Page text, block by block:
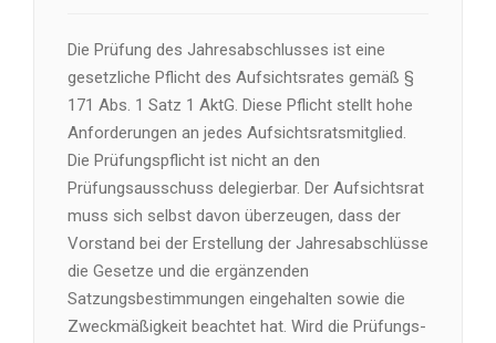
Die Prüfung des Jahresabschlusses ist eine
gesetzliche Pflicht des Aufsichtsrates gemäß §
171 Abs. 1 Satz 1 AktG. Diese Pflicht stellt hohe
Anforderungen an jedes Aufsichtsratsmitglied.
Die Prüfungspflicht ist nicht an den
Prüfungsausschuss delegierbar. Der Aufsichtsrat
muss sich selbst davon überzeugen, dass der
Vorstand bei der Erstellung der Jahresabschlüsse
die Gesetze und die ergänzenden
Satzungsbestimmungen eingehalten sowie die
Zweckmäßigkeit beachtet hat. Wird die Prüfungs-